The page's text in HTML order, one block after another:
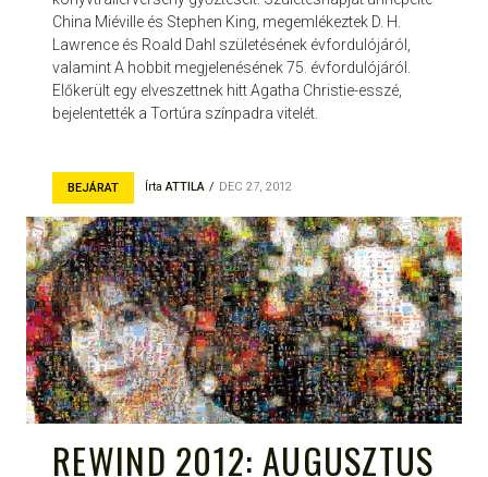
China Miéville és Stephen King, megemlékeztek D. H.
Lawrence és Roald Dahl születésének évfordulójáról,
valamint A hobbit megjelenésének 75. évfordulójáról.
Előkerült egy elveszettnek hitt Agatha Christie-esszé,
bejelentették a Tortúra színpadra vitelét.
BEJÁRAT ÍrtaATTILA DEC 27, 2012
REWIND 2012: AUGUSZTUS